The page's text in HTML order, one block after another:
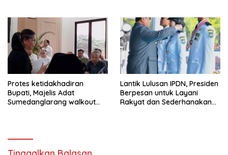
Protes ketidakhadiran
Bupati, Majelis Adat
Sumedanglarang walkout
Lantik Lulusan IPDN, Presiden
Berpesan untuk Layani
Rakyat dan Sederhanakan